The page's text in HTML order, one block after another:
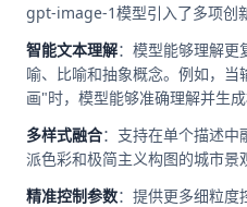
gpt-image-1模型引入了多项创
智能文本理解：模型能够理解更
喻、比喻和抽象概念。例如，
画"时，模型能够准确理解并生成
多样式融合：支持在单个描述中
派色彩和极简主义构图的城市景
精准控制参数：提供更多细粒度